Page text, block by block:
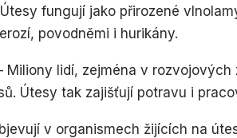
fungují jako přirozené
povodněmi i hurikány.
Miliony lidí, zejména v rozvojových
Útesy tak zajišťují potravu i
v organismech žijících na